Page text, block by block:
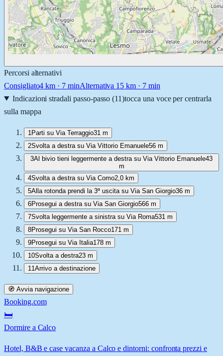
Percorsi alternativi
Consigliato4 km · 7 minAlternativa 1 5 km · 7 min
Indicazioni stradali passo-passo (11)tocca una voce per centrarla
sulla mappa
1 Parti su Via Terraggio31 m
2Svolta a destra su Via Vittorio Emanuele56 m
3Al bivio tieni leggermente a destra su Via Vittorio Emanuele43
m
4Svolta a destra su Via Como2,0 km
5Alla rotonda prendi la 3ª uscita su Via San Giorgio36 m
6Prosegui a destra su Via San Giorgio566 m
7Svolta leggermente a sinistra su Via Roma531 m
8Prosegui su Via San Rocco171 m
9Prosegui su Via Italia178 m
10Svolta a destra23 m
11Arrivo a destinazione
🧭 Avvia navigazione
Booking.com
🛏️
Dormire a Calco
Hotel, B&B e case vacanza a Calco e dintorni: confronta prezzi e